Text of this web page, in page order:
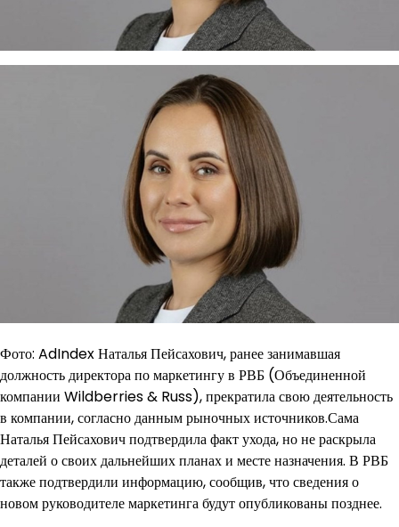
Фото: AdIndex Наталья Пейсахович, ранее занимавшая
должность директора по маркетингу в РВБ (Объединенной
компании Wildberries & Russ), прекратила свою деятельность
в компании, согласно данным рыночных источников.Сама
Наталья Пейсахович подтвердила факт ухода, но не раскрыла
деталей о своих дальнейших планах и месте назначения. В РВБ
также подтвердили информацию, сообщив, что сведения о
новом руководителе маркетинга будут опубликованы позднее.